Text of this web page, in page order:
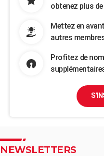
obtenez plus
Mettez en
autres
Profitez de
NEWSLETTERS